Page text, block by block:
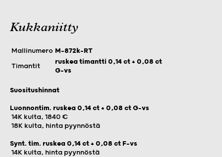
Kukkaniitty
Mallinumero M-872k-RT
Timantit
ruskea timantti 0,14 ct + 0,08 ct
G-vs
Suositushinnat
Luonnontim. ruskea 0,14 ct + 0,08 ct G-vs
14K kulta, 1840 €
18K kulta, hinta pyynnöstä
Synt. tim. ruskea 0,14 ct + 0,08 ct F-vs
14K kulta, hinta pyynnöstä